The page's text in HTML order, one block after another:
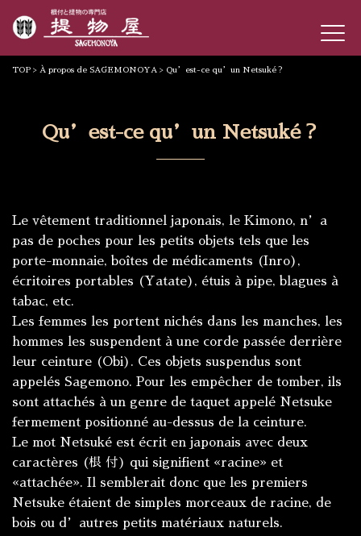
TOP > À propos de SAGEMONOYA > Qu’est-ce qu’un Netsuké？
Qu’est-ce qu’un Netsuké？
Le vêtement traditionnel japonais, le Kimono, n’a
pas de poches pour les petits objets tels que les
porte-monnaie, boîtes de médicaments (Inro),
écritoires portables (Yatate), étuis à pipe, blagues à
tabac, etc.
Les femmes les portent nichés dans les manches, les
hommes les suspendent à une corde passée derrière
leur ceinture (Obi). Ces objets suspendus sont
appelés Sagemono. Pour les empêcher de tomber, ils
sont attachés à un genre de taquet appelé Netsuke
fermement positionné au-dessus de la ceinture.
Le mot Netsuké est écrit en japonais avec deux
caractères (根 付) qui signifient «racine» et
«attachée». Il semblerait donc que les premiers
Netsuke étaient de simples morceaux de racine, de
bois ou d’autres petits matériaux naturels.